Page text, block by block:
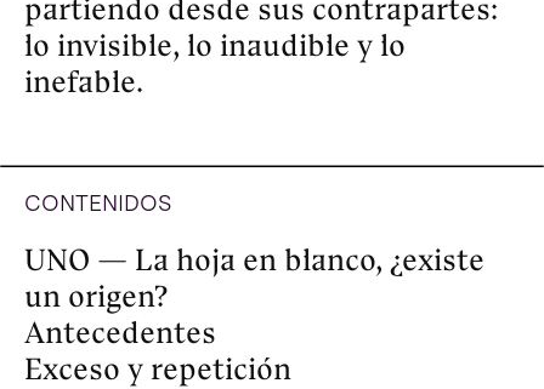
CUATRO — La materia prima, ¿las
palabras en las cosas?
Invitada especial: Tatiana Mazú
Lo íntimo y lo invisible
No-ficción: Representación y
simulacro
CINCO — La estructura, ¿componer
relaciones?
Intuición y complejidad
La técnica de las variaciones
Yuxtaposición y montaje